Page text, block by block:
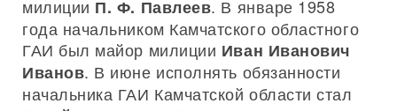
милиции П. Ф. Павлеев. В январе 1958
года начальником Камчатского областного
ГАИ был майор милиции Иван Иванович
Иванов. В июне исполнять обязанности
начальника ГАИ Камчатской области стал